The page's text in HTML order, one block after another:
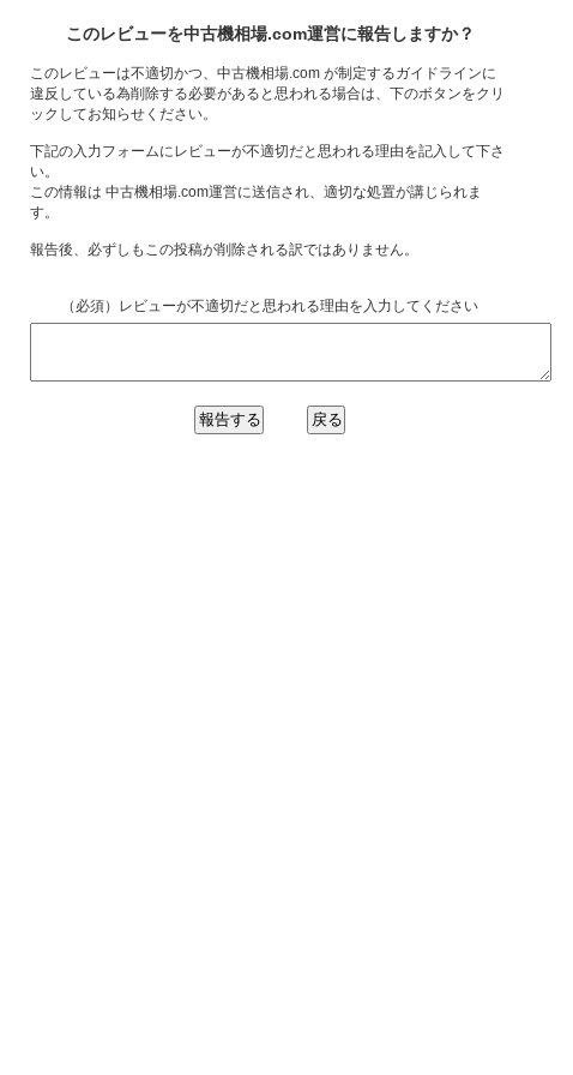
このレビューを中古機相場.com運営に報告しますか？
このレビューは不適切かつ、中古機相場.com が制定するガイドラインに
違反している為削除する必要があると思われる場合は、下のボタンをクリ
ックしてお知らせください。
下記の入力フォームにレビューが不適切だと思われる理由を記入して下さ
い。
この情報は 中古機相場.com運営に送信され、適切な処置が講じられま
す。
報告後、必ずしもこの投稿が削除される訳ではありません。
（必須）レビューが不適切だと思われる理由を入力してください